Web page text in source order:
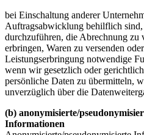
bei Einschaltung anderer
Auftragsabwicklung behilflich
durchzuführen, die Abrechnung zu
erbringen, Waren zu versenden
Leistungserbringung notwendige
wenn wir gesetzlich oder
persönliche Daten zu übermitteln,
unverzüglich über die
(b) anonymisierte/
Informationen